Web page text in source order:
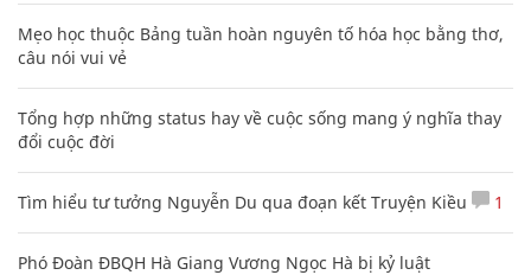
Mẹo học thuộc Bảng tuần hoàn nguyên tố hóa học bằng thơ,
câu nói vui vẻ
Tổng hợp những status hay về cuộc sống mang ý nghĩa thay
đổi cuộc đời
Tìm hiểu tư tưởng Nguyễn Du qua đoạn kết Truyện Kiều 1
Phó Đoàn ĐBQH Hà Giang Vương Ngọc Hà bị kỷ luật